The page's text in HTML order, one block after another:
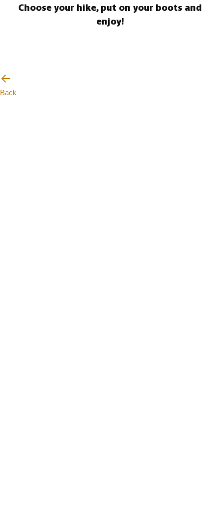
Choose your hike, put on your boots and
enjoy!
Back